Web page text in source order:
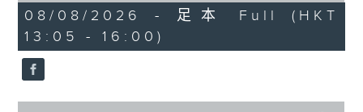
「六月雪」
2
hours,
47
minutes,
0
seconds
08/08/2026 - 足本 Full (HKT
13:05 - 16:00)